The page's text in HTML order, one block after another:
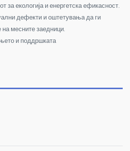
за екологија и енергетска ефикасност.
дефекти и оштетувања да ги
на месните заедници.
и поддршката